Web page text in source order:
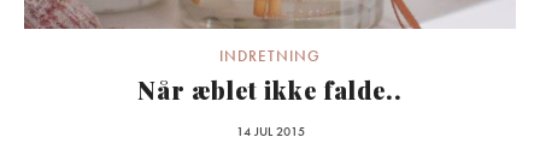
INDRETNING
Når æblet ikke falde..
14 JUL 2015